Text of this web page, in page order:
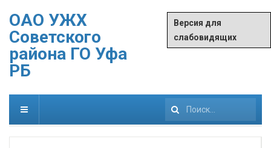
ОАО УЖХ
Советского
района ГО Уфа
РБ
Версия для
слабовидящих
Искать...